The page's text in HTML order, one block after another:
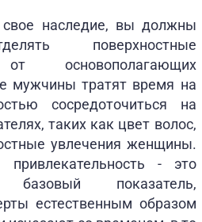
свое наследие, вы должны
поверхностные
от основополагающих
мужчины тратят время на
сосредоточиться на
таких как цвет волос,
увлечения женщины.
привлекательность - это
базовый показатель,
естественным образом